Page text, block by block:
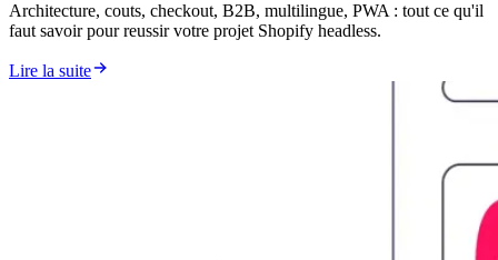
Architecture, couts, checkout, B2B, multilingue, PWA : tout ce qu'il
faut savoir pour reussir votre projet Shopify headless.
Lire la suite